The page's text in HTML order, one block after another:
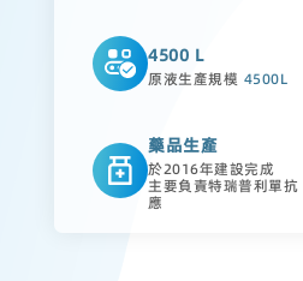
4500 L
原液生產規模 4500L
藥品生產
於2016年建設完成
主要負責特瑞普利單抗
應